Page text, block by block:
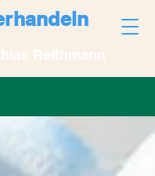
Reithmann